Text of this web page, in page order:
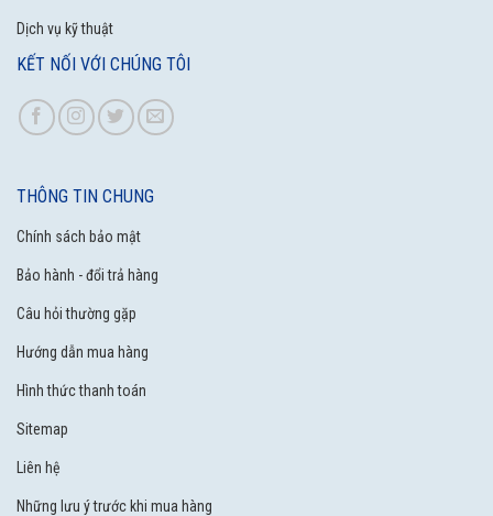
Dịch vụ kỹ thuật
KẾT NỐI VỚI CHÚNG TÔI
THÔNG TIN CHUNG
Chính sách bảo mật
Bảo hành - đổi trả hàng
Câu hỏi thường gặp
Hướng dẫn mua hàng
Hình thức thanh toán
Sitemap
Liên hệ
Những lưu ý trước khi mua hàng